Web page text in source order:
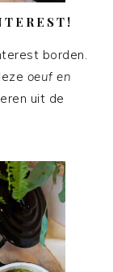
borden.
oeuf en
uit de